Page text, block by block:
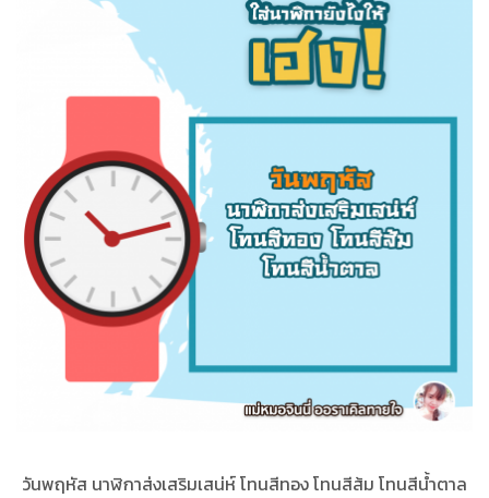
วันพฤหัส นาฬิกาส่งเสริมเสน่ห์ โทนสีทอง โทนสีส้ม โทนสีน้ำตาล